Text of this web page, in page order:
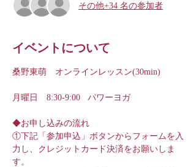
その他+34 名の参加者
イベントについて
桑野東萌　オンラインレッスン(30min)
月曜日　8:30-9:00   パワーヨガ
◆お申し込みの流れ
①下記「参加申込」ボタンからフォームを入
力し、クレジットカード決済をお願いしま
す。